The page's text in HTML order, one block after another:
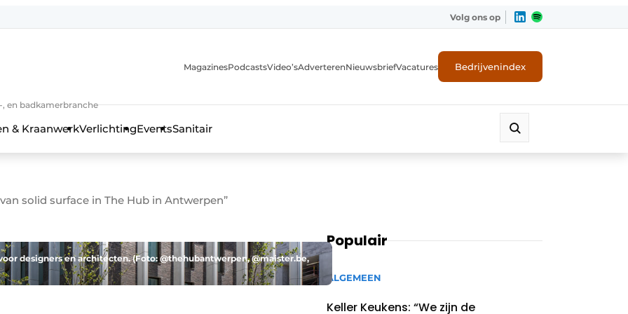
techniek in de keuken-, woon-, en badkamerbranche
Volg ons op
en badkamerbranche
MagazinesPodcastsVideo’sAdverterenNieuwsbriefVacatures Bedrijvenindex
& KraanwerkVerlichtingEventsSanitair
solid surface in The Hub in Antwerpen”
designers en architecten. (Foto: @thehubantwerpen, @maister.be,
Populair
ALGEMEEN
Keller Keukens: “We zijn de